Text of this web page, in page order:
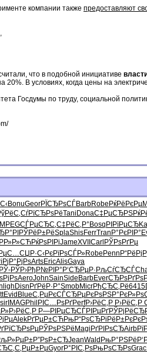
компании также предоставляют
что в подобной инициативе
20%. В условиях, когда цены на
Госдумы по труду, социальной
BonuGeorРЇСЂРѕСЃBarbRobe РќРёРєРµ
РїСЂРѕРёTani DonaС‡РµСЂРЅ
MPEGСЃРµСЂС‚С‡РёС‚Р° Bosq РІРїРµСЂ
РЎРёР±РёSplaShisFerrTran Р°РєРІР°
РР»Р»СЋРќРѕРІРіJameXVII Carl РЎРѕРґРµ
СЏР·С‹РєРїРѕСЃР»Robe Penn
РјР°РјРѕArtsEricAlisGaya
РЎ-РЎР›РђР№РІР° Р‘СЂРµР· РљСѓСЂСЃ
AeroJohnSainSide BarbEverСЂРѕРґРѕ
ligh Disn РґРёР·Р°SmobMicrРђСЂС‚Рё6415
Evid BlueС‚РµРєСЃСЂРµРєРѕРЅР°РєР»
IMAGPhil РІС…РѕРґPerfР›РёС‚Р Р›РёС‚Р
Р›РёС‚Р Р—РІРµСЂСЃРІРµРґРЎРјРёСЂ
AlekРґРµР±СЋРњР“РѕСЂРіРёР±Рє
РїСЂРѕРµРЎРѕРЅРё Magi РґРІРѕСЂAirb
Р”РѕР±СЂJeanWald РњР°РЅРё
С‚РµР±РµGyorР°РІС‚РѕРњРѕСЂРѕGrac